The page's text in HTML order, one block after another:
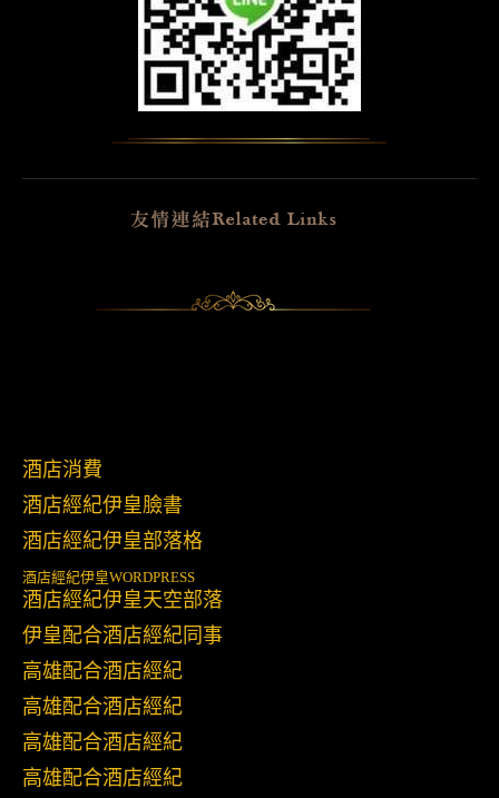
酒店消費
酒店經紀伊皇臉書
酒店經紀伊皇部落格
酒店經紀伊皇WORDPRESS
酒店經紀伊皇天空部落
伊皇配合酒店經紀同事
高雄配合酒店經紀
高雄配合酒店經紀
高雄配合酒店經紀
高雄配合酒店經紀